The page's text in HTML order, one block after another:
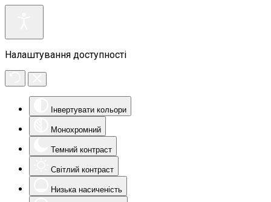
Налаштування доступності
Інвертувати кольори
Монохромний
Темний контраст
Світлий контраст
Низька насиченість